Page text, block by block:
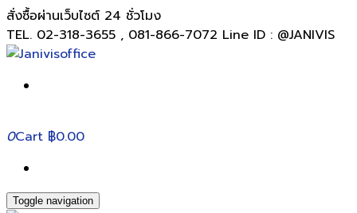
สั่งซื้อผ่านเว็บไซต์ 24 ชั่วโมง
TEL. 02-318-3655 , 081-866-7072 Line ID : @JANIVIS
0Cart ฿0.00
Toggle navigation